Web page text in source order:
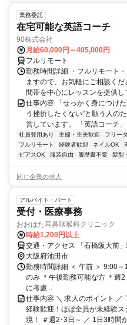
業務委託
在宅可能な英語コーチ
90株式会社
月給60,000円～405,000円
フルリモート
勤務時間詳細 ・フルリモート
ますので、お気軽にご相談く
間帯を中心にレッスンを提供し
仕事内容 「せっかく身につけ
う挫折したくない”と願う人の
営しています。 「英語コーチ
社員登用あり 主婦・主夫歓迎 フリー
フルリモート
経験者歓迎 ネイルOK
ピアスOK
服装自由 履歴書不要 髪型
同じ企業の求人
アルバイト・パート
受付・医療事務
おおはた耳鼻咽喉科クリニック
時給1,200円以上
交通・アクセス 「石橋阪大前
大阪府池田市
勤務時間詳細 ＜ 午前 ＞ 9:00
のみ ＊午後勤務可能な方 ＊週
に考慮...
仕事内容 ＼ 求人のポイント ／
経験歓迎！ほぼ全員が未経験
境！ ＃週2･3日～ ／ 1日3時間